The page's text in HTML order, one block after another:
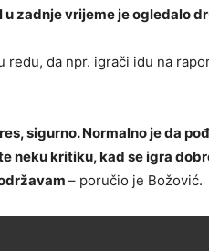
u zadnje vrijeme je ogledalo
redu, da npr. igrači idu na
sigurno. Normalno je da
neku kritiku, kad se igra
– poručio je Božović.